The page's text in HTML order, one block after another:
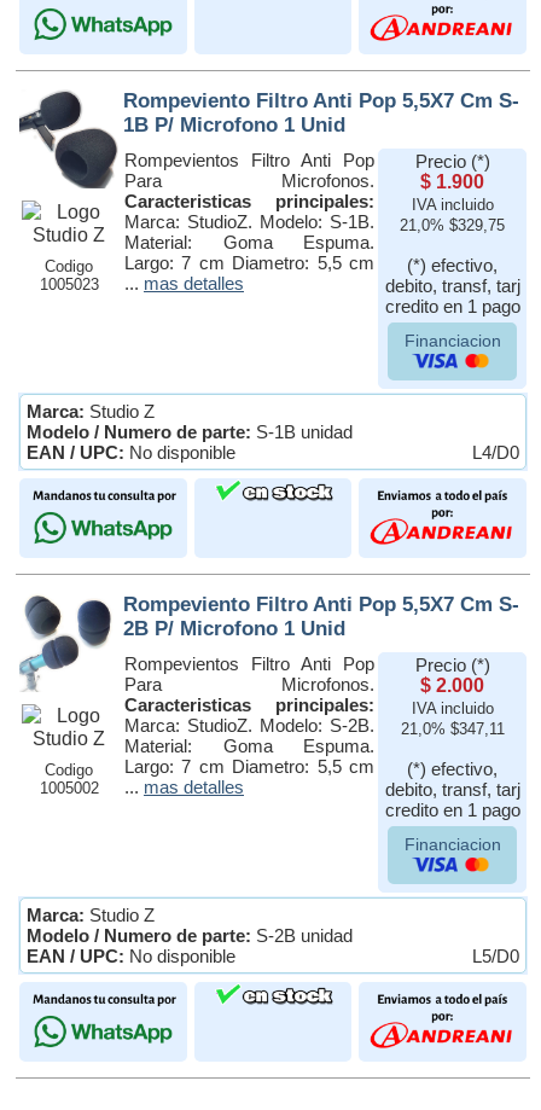
Codigo
1005023
Rompeviento Filtro Anti Pop 5,5X7 Cm S-
1B P/ Microfono 1 Unid
Rompevientos Filtro Anti Pop
Para Microfonos.
Caracteristicas principales:
Marca: StudioZ. Modelo: S-1B.
Material: Goma Espuma.
Largo: 7 cm Diametro: 5,5 cm
... mas detalles
Precio (*)
$ 1.900
IVA incluido
21,0% $329,75
(*) efectivo,
debito, transf, tarj
credito en 1 pago
Financiacion
Marca: Studio Z
Modelo / Numero de parte: S-1B unidad
EAN / UPC: No disponible L4/D0
Codigo
1005002
Rompeviento Filtro Anti Pop 5,5X7 Cm S-
2B P/ Microfono 1 Unid
Rompevientos Filtro Anti Pop
Para Microfonos.
Caracteristicas principales:
Marca: StudioZ. Modelo: S-2B.
Material: Goma Espuma.
Largo: 7 cm Diametro: 5,5 cm
... mas detalles
Precio (*)
$ 2.000
IVA incluido
21,0% $347,11
(*) efectivo,
debito, transf, tarj
credito en 1 pago
Financiacion
Marca: Studio Z
Modelo / Numero de parte: S-2B unidad
EAN / UPC: No disponible L5/D0